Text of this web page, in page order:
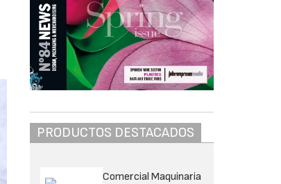
PRODUCTOS DESTACADOS
Comercial Maquinaria